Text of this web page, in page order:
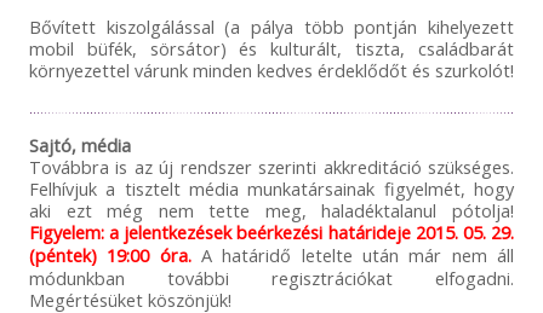
Bővített kiszolgálással (a pálya több pontján kihelyezett
mobil büfék, sörsátor) és kulturált, tiszta, családbarát
környezettel várunk minden kedves érdeklődőt és szurkolót!
Sajtó, média
Továbbra is az új rendszer szerinti akkreditáció szükséges.
Felhívjuk a tisztelt média munkatársainak figyelmét, hogy
aki ezt még nem tette meg, haladéktalanul pótolja!
Figyelem: a jelentkezések beérkezési határideje 2015. 05. 29.
(péntek) 19:00 óra.A határidő letelte után már nem áll
módunkban további regisztrációkat elfogadni.
Megértésüket köszönjük!